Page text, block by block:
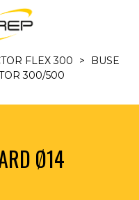
MAG ET
REFR. AIR
FLEX 300
>
BUSE
300/500
Ø14